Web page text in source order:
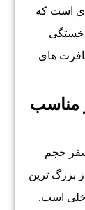
است که
خستگی
های
مناسب
سفر حجم
بزرگ ترین
است.